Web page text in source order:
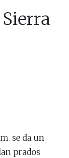
se da un
prados